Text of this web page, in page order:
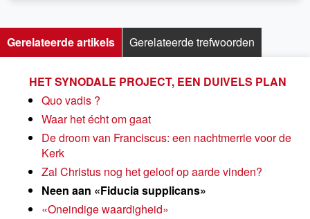
Gerelateerde artikels
HET SYNODALE PROJECT, EEN DUIVELS PLAN
Quo vadis ?
Waar het écht om gaat
De droom van Franciscus: een nachtmerrie voor de
Kerk
Zal Christus nog het geloof op aarde vinden?
Neen aan «Fiducia supplicans»
«Oneindige waardigheid»
Gerelateerde trefwoorden